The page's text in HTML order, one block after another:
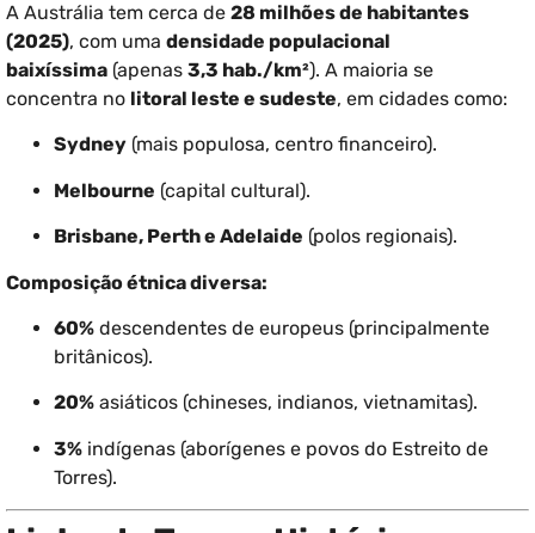
A Austrália tem cerca de 28 milhões de habitantes
(2025), com uma densidade populacional
baixíssima (apenas 3,3 hab./km²). A maioria se
concentra no litoral leste e sudeste, em cidades como:
Sydney (mais populosa, centro financeiro).
Melbourne (capital cultural).
Brisbane, Perth e Adelaide (polos regionais).
Composição étnica diversa:
60% descendentes de europeus (principalmente
britânicos).
20% asiáticos (chineses, indianos, vietnamitas).
3% indígenas (aborígenes e povos do Estreito de
Torres).